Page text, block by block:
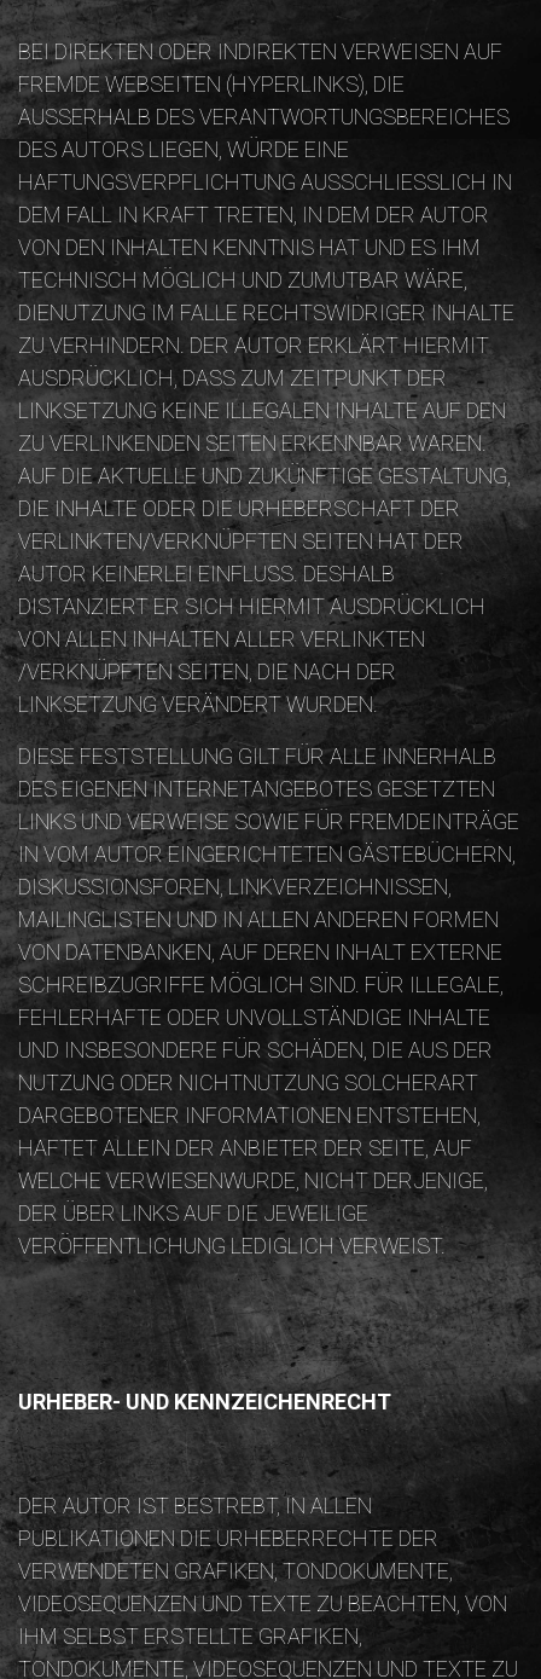
BEI DIREKTEN ODER INDIREKTEN VERWEISEN AUF
FREMDE WEBSEITEN (HYPERLINKS), DIE
AUSSERHALB DES VERANTWORTUNGSBEREICHES D
ES AUTORS LIEGEN, WÜRDE EINE H
AFTUNGSVERPFLICHTUNG AUSSCHLIESSLICH IN DE
M FALL IN KRAFT TRETEN, IN DEM DER AUTOR VO
N DEN INHALTEN KENNTNIS HAT UND ES IHM TE
CHNISCH MÖGLICH UND ZUMUTBAR WÄRE, DI
ENUTZUNG IM FALLE RECHTSWIDRIGER INHALTE ZU
VERHINDERN. DER AUTOR ERKLÄRT HIERMIT AU
SDRÜCKLICH, DASS ZUM ZEITPUNKT DER LI
NKSETZUNG KEINE ILLEGALEN INHALTE AUF DEN ZU
VERLINKENDEN SEITEN ERKENNBAR WAREN. AU
F DIE AKTUELLE UND ZUKÜNFTIGE GESTALTUNG, DI
E INHALTE ODER DIE URHEBERSCHAFT DER VE
RLINKTEN/VERKNÜPFTEN SEITEN HAT DER AU
TOR KEINERLEI EINFLUSS. DESHALB DI
STANZIERT ER SICH HIERMIT AUSDRÜCKLICH VO
N ALLEN INHALTEN ALLER VERLINKTEN /V
ERKNÜPFTEN SEITEN, DIE NACH DER LI
NKSETZUNG VERÄNDERT WURDEN.
DIESE FESTSTELLUNG GILT FÜR ALLE INNERHALB
DES EIGENEN INTERNETANGEBOTES GESETZTEN
LINKS UND VERWEISE SOWIE FÜR FREMDEINTRÄGE
IN VOM AUTOR EINGERICHTETEN GÄSTEBÜCHERN,
DISKUSSIONSFOREN, LINKVERZEICHNISSEN,
MAILINGLISTEN UND IN ALLEN ANDEREN FORMEN
VON DATENBANKEN, AUF DEREN INHALT EXTERNE
SCHREIBZUGRIFFE MÖGLICH SIND. FÜR ILLEGALE,
FEHLERHAFTE ODER UNVOLLSTÄNDIGE INHALTE
UND INSBESONDERE FÜR SCHÄDEN, DIE AUS DER
NUTZUNG ODER NICHTNUTZUNG SOLCHERART
DARGEBOTENER INFORMATIONEN ENTSTEHEN,
HAFTET ALLEIN DER ANBIETER DER SEITE, AUF
WELCHE VERWIESENWURDE, NICHT DERJENIGE,
DER ÜBER LINKS AUF DIE JEWEILIGE
VERÖFFENTLICHUNG LEDIGLICH VERWEIST.
URHEBER- UND KENNZEICHENRECHT
DER AUTOR IST BESTREBT, IN ALLEN
PUBLIKATIONEN DIE URHEBERRECHTE DER
VERWENDETEN GRAFIKEN, TONDOKUMENTE,
VIDEOSEQUENZEN UND TEXTE ZU BEACHTEN, VON
IHM SELBST ERSTELLTE GRAFIKEN,
TONDOKUMENTE, VIDEOSEQUENZEN UND TEXTE ZU